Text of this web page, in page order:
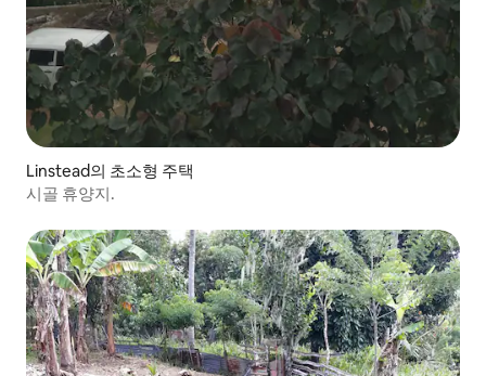
Linstead의 초소형 주택
시골 휴양지.